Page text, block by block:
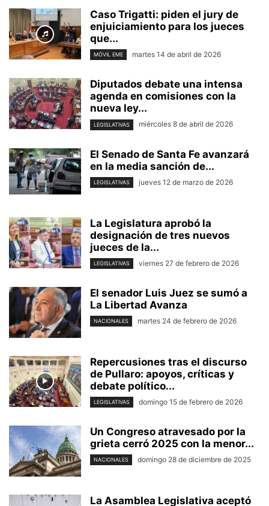
Caso Trigatti: piden el jury de
enjuiciamiento para los jueces
que...
MÓVIL EME martes 14 de abril de 2026
Diputados debate una intensa
agenda en comisiones con la
nueva ley...
LEGISLATIVAS miércoles 8 de abril de 2026
El Senado de Santa Fe avanzará
en la media sanción de...
LEGISLATIVAS jueves 12 de marzo de 2026
La Legislatura aprobó la
designación de tres nuevos
jueces de la...
LEGISLATIVAS viernes 27 de febrero de 2026
El senador Luis Juez se sumó a
La Libertad Avanza
NACIONALES martes 24 de febrero de 2026
Repercusiones tras el discurso
de Pullaro: apoyos, críticas y
debate político...
LEGISLATIVAS domingo 15 de febrero de 2026
Un Congreso atravesado por la
grieta cerró 2025 con la menor...
NACIONALES domingo 28 de diciembre de 2025
La Asamblea Legislativa aceptó